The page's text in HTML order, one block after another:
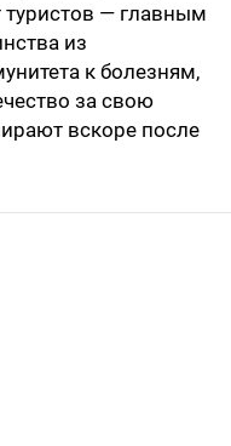
туристов — главным
из
к болезням,
за свою
вскоре после